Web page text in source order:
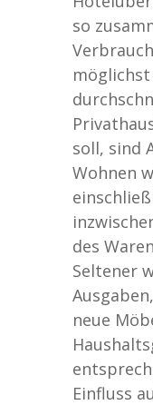
so
möglichst
soll, sind
Wohnen
des
Seltener
neue
Einfluss